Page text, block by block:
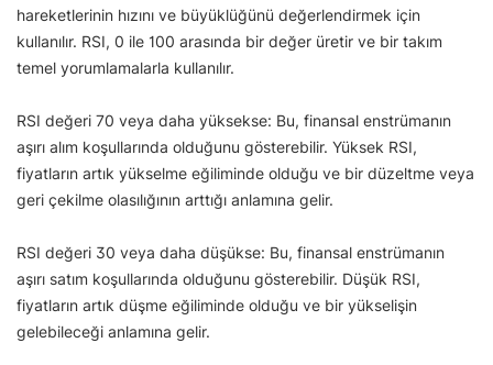
hareketlerinin hızını ve büyüklüğünü değerlendirmek için
kullanılır. RSI, 0 ile 100 arasında bir değer üretir ve bir takım
temel yorumlamalarla kullanılır.
RSI değeri 70 veya daha yüksekse: Bu, finansal enstrümanın
aşırı alım koşullarında olduğunu gösterebilir. Yüksek RSI,
fiyatların artık yükselme eğiliminde olduğu ve bir düzeltme veya
geri çekilme olasılığının arttığı anlamına gelir.
RSI değeri 30 veya daha düşükse: Bu, finansal enstrümanın
aşırı satım koşullarında olduğunu gösterebilir. Düşük RSI,
fiyatların artık düşme eğiliminde olduğu ve bir yükselişin
gelebileceği anlamına gelir.